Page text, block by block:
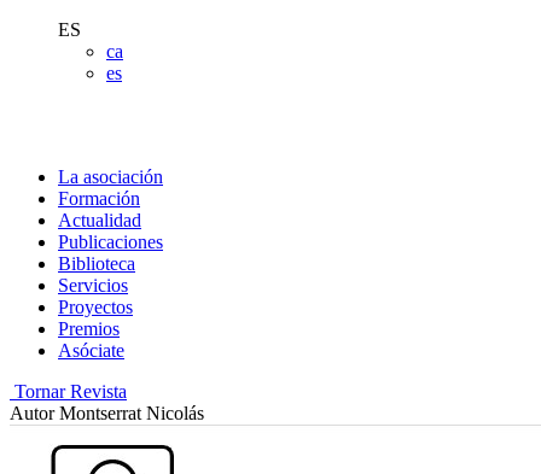
ES
ca
es
La asociación
Formación
Actualidad
Publicaciones
Biblioteca
Servicios
Proyectos
Premios
Asóciate
Tornar Revista
Autor Montserrat Nicolás